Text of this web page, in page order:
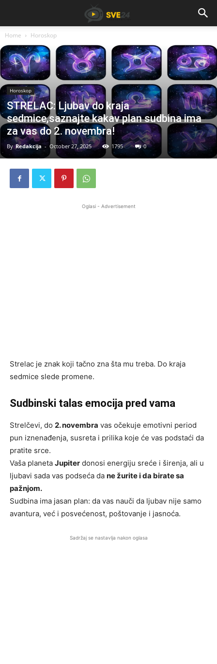
Home Horoskop
Horoskop
STRELAC: Ljubav do kraja
sedmice,saznajte kakav plan sudbina ima
za vas do 2. novembra!
By Redakcija - October 27, 2025 1795 0
Oglasi - Advertisement
Strelac je znak koji tačno zna šta mu treba. Do kraja
sedmice slede promene.
Sudbinski talas emocija pred vama
Strelčevi, do 2. novembra vas očekuje emotivni period
pun iznenađenja, susreta i prilika koje će vas podstaći da
pratite srce.
Vaša planeta Jupiter donosi energiju sreće i širenja, ali u
ljubavi sada vas podseća da ne žurite i da birate sa
pažnjom.
Sudbina ima jasan plan: da vas nauči da ljubav nije samo
avantura, već i posvećenost, poštovanje i jasnoća.
Sadržaj se nastavlja nakon oglasa